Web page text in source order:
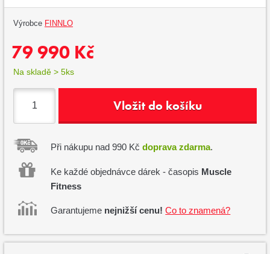
Výrobce FINNLO
79 990 Kč
Na skladě > 5ks
Vložit do košíku
Při nákupu nad 990 Kčdoprava zdarma.
Ke každé objednávce dárek - časopis Muscle
Fitness
Garantujeme nejnižší cenu! Co to znamená?